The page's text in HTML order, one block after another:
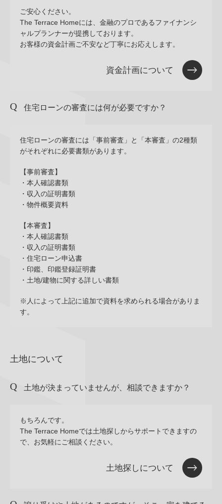
ご安心ください。
The Terrace Homeには、金融のプロであるファイナンシ
ャルプランナーが提携しております。
お客様の資金計画ご不安など丁寧にお応えします。
資金計画について
住宅ローンの審査には何が必要ですか？
住宅ローンの審査には「事前審査」と「本審査」の2種類
がそれぞれに必要書類があります。
【事前審査】
・本人確認書類
・収入の証明書類
・物件概要資料
【本審査】
・本人確認書類
・収入の証明書類
・住宅ローン申込書
・印鑑、印鑑登録証明書
・土地/建物に関する詳しい書類
※人によって上記に追加で資料を求められる場合がありま
す。
土地について
土地が決まっていませんが、相談できますか？
もちろんです。
The Terrace Homeでは土地探しからサポートできますの
で、お気軽にご相談ください。
土地探しについて